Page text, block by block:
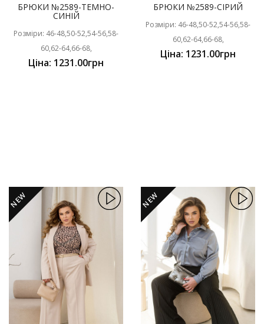
БРЮКИ №2589-ТЕМНО-
СИНІЙ
Розміри: 46-48,50-52,54-56,58-
60,62-64,66-68,
Ціна: 1231.00грн
БРЮКИ №2589-СІРИЙ
Розміри: 46-48,50-52,54-56,58-
60,62-64,66-68,
Ціна: 1231.00грн
NEW NEW